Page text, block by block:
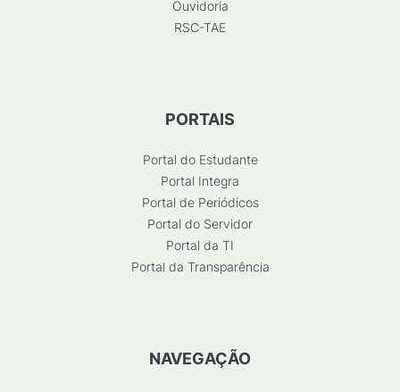
Ouvidoria
RSC-TAE
PORTAIS
Portal do Estudante
Portal Integra
Portal de Periódicos
Portal do Servidor
Portal da TI
Portal da Transparência
NAVEGAÇÃO